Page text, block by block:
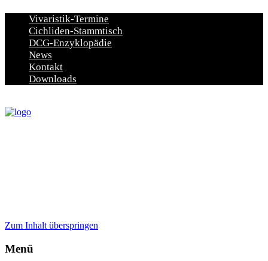
Vivaristik-Termine
Cichliden-Stammtisch
DCG-Enzyklopädie
News
Kontakt
Downloads
Zum Inhalt überspringen
Menü